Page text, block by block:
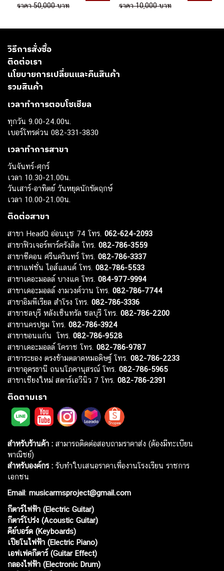
ราคา 50,000 บาท ราคา 10,000 บาท
วิธีการสั่งซื้อ
ติดต่อเรา
นโยบายการเปลี่ยนและคืนสินค้า
รวมสินค้า
เวลาทำการตอบโซเชียล
ทุกวัน 9.00-24.00น.
เบอร์โทรด่วน 082-331-3830
เวลาทำการสาขา
วันจันทร์-ศุกร์
เวลา 10.30-21.00น.
วันเสาร์-อาทิตย์ วันหยุดนักขัตฤกษ์
เวลา 10.00-21.00น.
ติดต่อสาขา
สาขา HeadQ อ่อนนุช 74 โทร. 062-624-2093
สาขาฟิวเจอร์พาร์ครังสิต โทร. 082-786-3559
สาขาซีคอน ศรีนครินทร์ โทร. 082-786-3337
สาขาแฟชั่น ไอส์แลนด์ โทร. 082-786-5533
สาขาเดอะมอลล์ บางแค โทร. 084-977-9994
สาขาเดอะมอลล์ งามวงศ์วาน โทร. 082-786-7744
สาขาอิมพีเรียล สำโรง โทร. 082-786-3336
สาขาชลบุรี หลังเซ็นทรัล ชลบุรี โทร. 082-786-2200
สาขานครปฐม โทร. 082-786-3924
สาขาขอนแก่น โทร. 082-786-9528
สาขาเดอะมอลล์ โคราช โทร. 082-786-9787
สาขาระยอง ตรงข้ามตลาดหมอดิษฐ์ โทร. 082-786-2233
สาขาอุดรธานี ถนนโภคานุสรณ์ โทร. 082-786-5965
สาขาเชียงใหม่ สตาร์เอวีนิว 7 โทร. 082-786-2391
ติดตามเรา
สำหรับร้านค้า : สามารถติดต่อสอบถามราคาส่ง (ต้องมีทะเบียน
พาณิชย์)
สำหรับองค์กร : รับทำใบเสนอราคาเพื่องานโรงเรียน ราชการ
เอกชน
Email: musicarmsproject@gmail.com
กีตาร์ไฟฟ้า (Electric Guitar)
กีตาร์โปร่ง (Acoustic Guitar)
คีย์บอร์ด (Keyboards)
เปียโนไฟฟ้า (Electric Piano)
เอฟเฟคกีตาร์ (Guitar Effect)
กลองไฟฟ้า (Electronic Drum)